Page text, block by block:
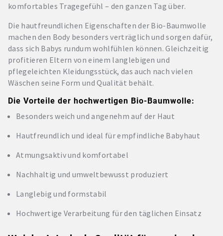
komfortables Tragegefühl – den ganzen Tag über.
Die hautfreundlichen Eigenschaften der Bio-Baumwolle
machen den Body besonders verträglich und sorgen dafür,
dass sich Babys rundum wohlfühlen können. Gleichzeitig
profitieren Eltern von einem langlebigen und
pflegeleichten Kleidungsstück, das auch nach vielen
Wäschen seine Form und Qualität behält.
Die Vorteile der hochwertigen Bio-Baumwolle:
Besonders weich und angenehm auf der Haut
Hautfreundlich und ideal für empfindliche Babyhaut
Atmungsaktiv und komfortabel
Nachhaltig und umweltbewusst produziert
Langlebig und formstabil
Hochwertige Verarbeitung für den täglichen Einsatz